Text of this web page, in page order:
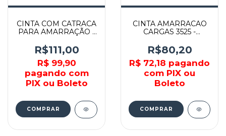
CINTA COM CATRACA
PARA AMARRAÇÃO -
R$111,00
R$ 99,90
pagando com
PIX ou Boleto
COMPRAR
CINTA AMARRACAO
CARGAS 3525 -
CARBOGRAFITE
R$80,20
R$ 72,18 pagando
com PIX ou
Boleto